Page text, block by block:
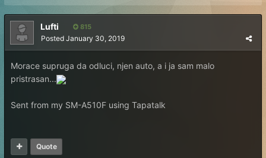
Lufti 815
Posted January 30, 2019
Morace supruga da odluci, njen auto, a i ja sam malo
pristrasan...
Sent from my SM-A510F using Tapatalk
Quote